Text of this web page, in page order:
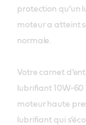
protection qu’un
moteur a atteint
normale.
Votre carnet
lubrifiant 10W-60
moteur haute
lubrifiant qui